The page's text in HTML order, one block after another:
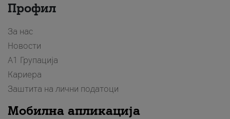
Профил
За нас
Новости
А1 Групација
Кариера
Заштита на лични податоци
Мобилна апликација